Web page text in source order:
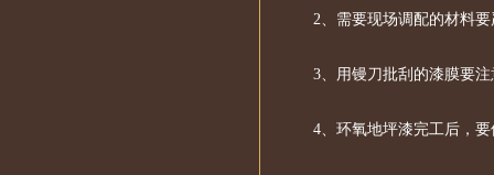
2、需要现场调配的材料
3、用镘刀批刮的漆膜要
4、环氧地坪漆完工后，